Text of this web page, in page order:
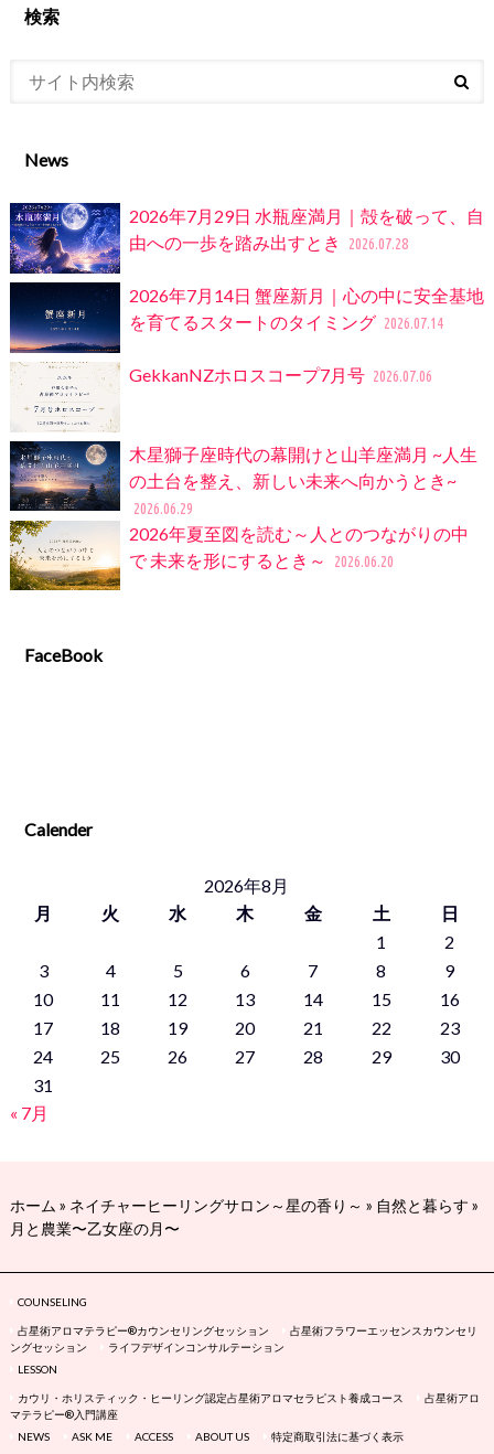
検索
News
2026年7月29日 水瓶座満月｜殻を破って、自
由への一歩を踏み出すとき
2026.07.28
2026年7月14日 蟹座新月｜心の中に安全基地
を育てるスタートのタイミング 2026.07.14
GekkanNZホロスコープ7月号 2026.07.06
木星獅子座時代の幕開けと山羊座満月 ~人生
の土台を整え、新しい未来へ向かうとき~
2026.06.29
2026年夏至図を読む～人とのつながりの中
で 未来を形にするとき～
2026.06.20
FaceBook
Calender
2026年8月
月
火 水 木 金 土
日
1
2
3
4 5 6 7 8
9
10
11 12 13 14 15
16
17
18 19 20 21 22
23
24
25 26 27 28 29
30
31
« 7月
ホーム » ネイチャーヒーリングサロン～星の香り～ » 自然と暮らす »
月と農業〜乙女座の月〜
COUNSELING
占星術アロマテラピー®カウンセリングセッション
占星術フラワーエッセンスカウンセリ
ングセッション
ライフデザインコンサルテーション
LESSON
カウリ・ホリスティック・ヒーリング認定占星術アロマセラピスト養成コース
占星術アロ
マテラピー®入門講座
NEWS
ASK ME ACCESS ABOUT US 特定商取引法に基づく表示